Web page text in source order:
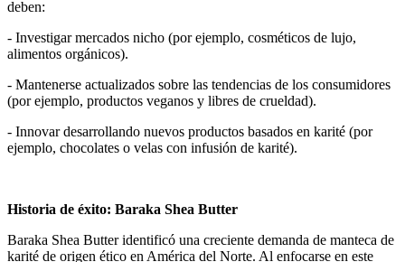
deben:
- Investigar mercados nicho (por ejemplo, cosméticos de lujo,
alimentos orgánicos).
- Mantenerse actualizados sobre las tendencias de los consumidores
(por ejemplo, productos veganos y libres de crueldad).
- Innovar desarrollando nuevos productos basados en karité (por
ejemplo, chocolates o velas con infusión de karité).
Historia de éxito: Baraka Shea Butter
Baraka Shea Butter identificó una creciente demanda de manteca de
karité de origen ético en América del Norte. Al enfocarse en este